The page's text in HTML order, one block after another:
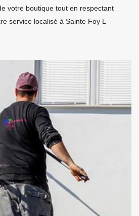
votre boutique tout en respectant
service localisé à Sainte Foy L